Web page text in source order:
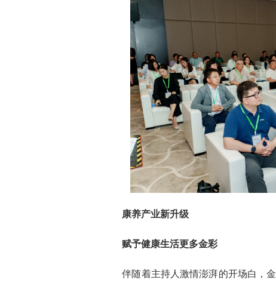
康养产业新升级
赋予健康生活更多金彩
伴随着主持人激情澎湃的开场白，